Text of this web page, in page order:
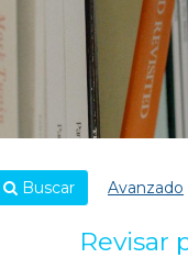
Buscar Avanzado
Revisar